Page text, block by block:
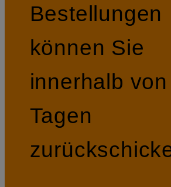
Bestellungen
können Sie
innerhalb
Tagen